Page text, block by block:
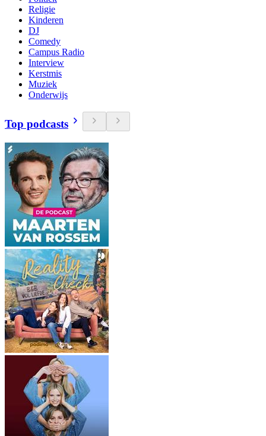
Religie
Kinderen
DJ
Comedy
Campus Radio
Interview
Kerstmis
Muziek
Onderwijs
Top podcasts